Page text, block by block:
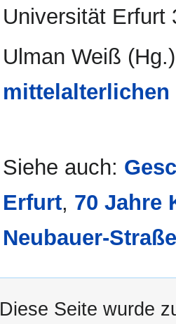
Universität Erfurt
Ulman Weiß
mittelalterlichen
Siehe auch:
Erfurt, 70 Jahre
Neubauer-Straße
Diese Seite wurde